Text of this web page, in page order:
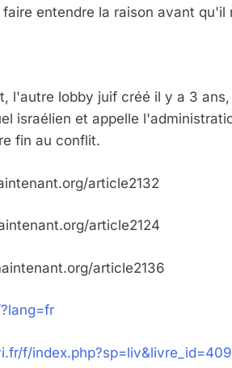
entendre la raison avant qu'il
l'autre lobby juif créé il y a 3
israélien et appelle
fin au conflit.
article2132
article2124
article2136
f/index.php?sp=liv&livre_id=409
NOUS MANQUE – Jacques